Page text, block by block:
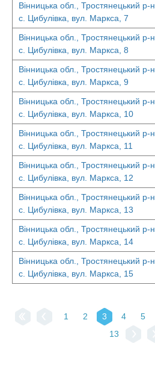
Вінницька обл., Тростянецький р-н,
с. Цибулівка, вул. Маркса, 7
Вінницька обл., Тростянецький р-н,
с. Цибулівка, вул. Маркса, 8
Вінницька обл., Тростянецький р-н,
с. Цибулівка, вул. Маркса, 9
Вінницька обл., Тростянецький р-н,
с. Цибулівка, вул. Маркса, 10
Вінницька обл., Тростянецький р-н,
с. Цибулівка, вул. Маркса, 11
Вінницька обл., Тростянецький р-н,
с. Цибулівка, вул. Маркса, 12
Вінницька обл., Тростянецький р-н,
с. Цибулівка, вул. Маркса, 13
Вінницька обл., Тростянецький р-н,
с. Цибулівка, вул. Маркса, 14
Вінницька обл., Тростянецький р-н,
с. Цибулівка, вул. Маркса, 15
1 2 3 4 5
13